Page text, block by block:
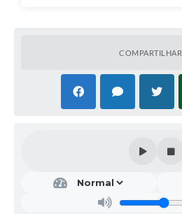
COMPARTILHAR